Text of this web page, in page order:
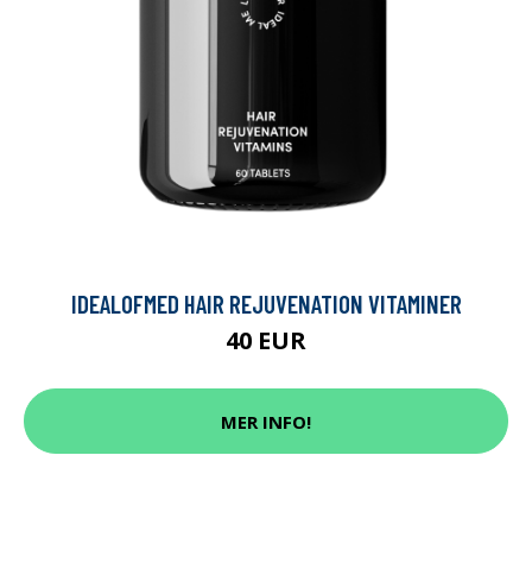
IDEALOFMED HAIR REJUVENATION VITAMINER
40 EUR
MER INFO!